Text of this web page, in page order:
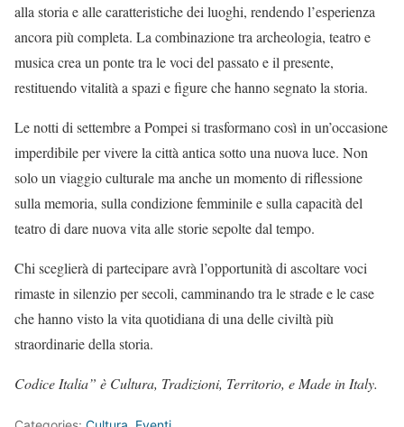
alla storia e alle caratteristiche dei luoghi, rendendo l’esperienza
ancora più completa. La combinazione tra archeologia, teatro e
musica crea un ponte tra le voci del passato e il presente,
restituendo vitalità a spazi e figure che hanno segnato la storia.
Le notti di settembre a Pompei si trasformano così in un’occasione
imperdibile per vivere la città antica sotto una nuova luce. Non
solo un viaggio culturale ma anche un momento di riflessione
sulla memoria, sulla condizione femminile e sulla capacità del
teatro di dare nuova vita alle storie sepolte dal tempo.
Chi sceglierà di partecipare avrà l’opportunità di ascoltare voci
rimaste in silenzio per secoli, camminando tra le strade e le case
che hanno visto la vita quotidiana di una delle civiltà più
straordinarie della storia.
Codice Italia” è Cultura, Tradizioni, Territorio, e Made in Italy.